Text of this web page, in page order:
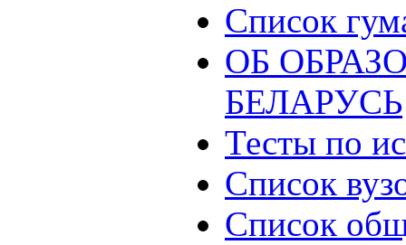
Список
ОБ
БЕЛАРУСЬ
Тесты по
Список
Список